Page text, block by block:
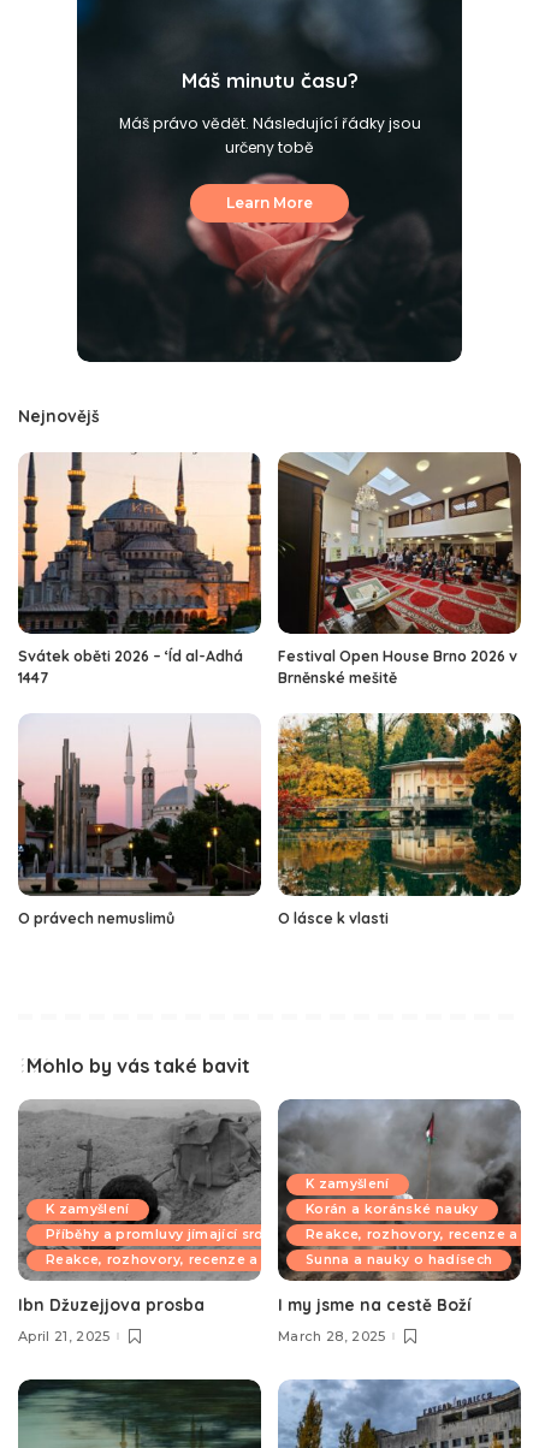
Máš minutu času?
Máš právo vědět. Následující řádky jsou
určeny tobě
Learn More
Nejnovějš
Svátek oběti 2026 – ‘Íd al-Adhá
1447
Festival Open House Brno 2026 v
Brněnské mešitě
O právech nemuslimů O lásce k vlasti
Mohlo by vás také bavit
K zamyšlení
Příběhy a promluvy jímající srdce
Reakce, rozhovory, recenze a komentáře
Ibn Džuzejjova prosba
April 21, 2025
K zamyšlení
Korán a koránské nauky
Reakce, rozhovory, recenze a
Sunna a nauky o hadísech
I my jsme na cestě Boží
March 28, 2025